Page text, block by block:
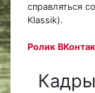
справляться
Klassik).
Ролик
Кадры